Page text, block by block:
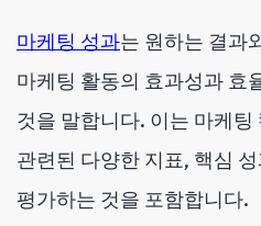
마케팅 성과는 원하는 결과
마케팅 활동의 효과성과 효
것을 말합니다. 이는 마케팅
관련된 다양한 지표, 핵심
평가하는 것을 포함합니다.